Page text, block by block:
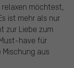
möchtest,
ist mehr als nur
zur Liebe zum
have für
aus